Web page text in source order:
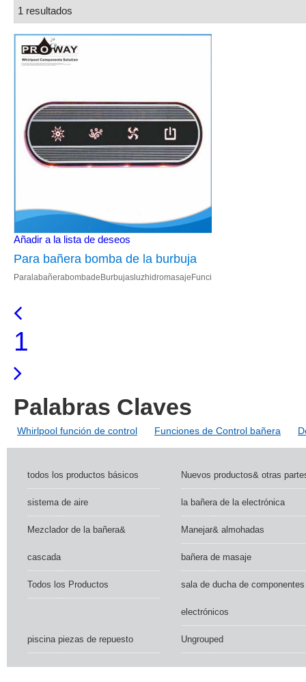
1 resultados
Añadir a la lista de deseos
Para bañera bomba de la burbuja
luz de hidromasaje de Control
ParalabañerabombadeBurbujasluzhidromasajeFuncióndecontrol
1
Palabras Claves
Whirlpool función de control Funciones de Control bañera
todos los productos básicos Nuevos productos& otras
sistema de aire la bañera de la electrónica
Mezclador de la bañera&
cascada
Manejar& almohadas
bañera de masaje
Todos los Productos sala de ducha de componentes
electrónicos
piscina piezas de repuesto Ungrouped